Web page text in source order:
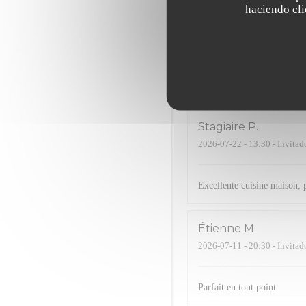
haciendo
Stagiaire P
2026-07-22 - 13:30 -
Excellente cuisine maison,
Étienne M
2026-07-11 - 20:30 -
Parfait en tout point